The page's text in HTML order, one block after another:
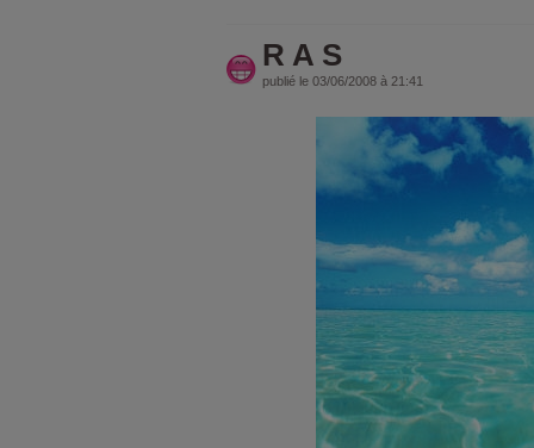
R A S
publié le 03/06/2008 à 21:41